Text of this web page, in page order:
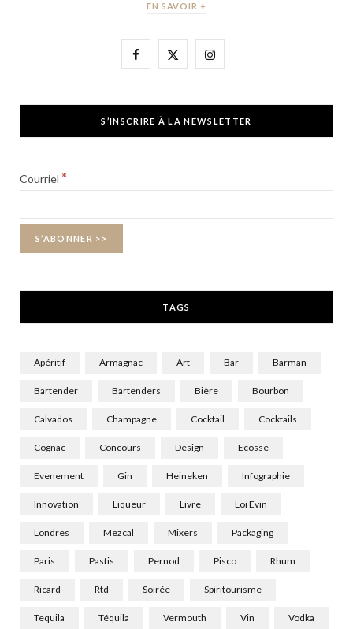
EN SAVOIR +
F
e
X
w
I
t
S’INSCRIRE À LA NEWSLETTER
Courriel *
TAGS
Apéritif Armagnac Art Bar Barman
Bartender Bartenders Bière Bourbon
Calvados Champagne Cocktail Cocktails
Cognac Concours Design Ecosse
Evenement Gin Heineken Infographie
Innovation Liqueur Livre Loi Evin
Londres Mezcal Mixers Packaging
Paris Pastis Pernod Pisco Rhum
Ricard Rtd Soirée Spiritourisme
Tequila Téquila Vermouth Vin Vodka